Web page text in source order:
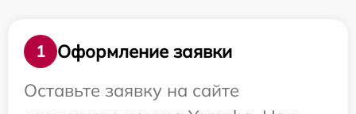
1
Оформление заявки
Оставьте заявку на сайте